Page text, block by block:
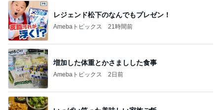
レジェンド松下のなんでもプレゼン！
Amebaトピックス 21時間前
増加した体重とかさましした食事
Amebaトピックス 2日前